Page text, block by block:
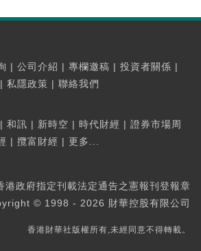
| 公司介紹 | 專欄邀稿 | 投資者關係 |
| 私隱政策 | 聯絡我們
| 和訊 | 新時空 | 時代財經 | 證券市場周
| 攬富財經 | 更多...
港政府指定刊載法定通告之憲報刊登報章
© 1998 - 2026 財華控股有限公司
香港財華社版權所有,未經同意不得轉載。